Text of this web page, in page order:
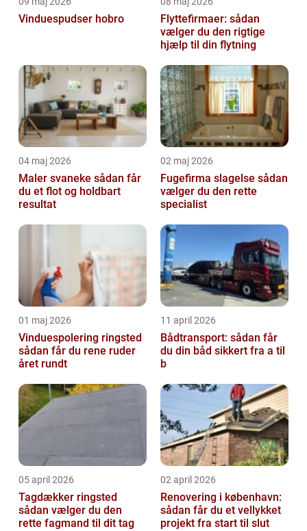
Vinduespudser hobro
Flyttefirmaer: sådan
vælger du den rigtige
hjælp til din flytning
04 maj 2026
Maler svaneke sådan får
du et flot og holdbart
resultat
02 maj 2026
Fugefirma slagelse sådan
vælger du den rette
specialist
01 maj 2026
Vinduespolering ringsted
sådan får du rene ruder
året rundt
11 april 2026
Bådtransport: sådan får
du din båd sikkert fra a til
b
05 april 2026
Tagdækker ringsted
sådan vælger du den
rette fagmand til dit tag
02 april 2026
Renovering i københavn:
sådan får du et vellykket
projekt fra start til slut